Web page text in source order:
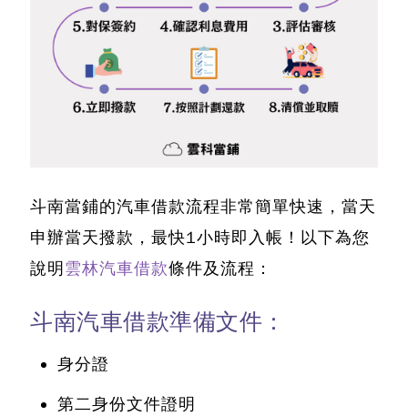
斗南當鋪的汽車借款流程非常簡單快速，當天
申辦當天撥款，最快1小時即入帳！以下為您
說明 雲林汽車借款條件及流程：
斗南汽車借款準備文件：
身分證
第二身份文件證明